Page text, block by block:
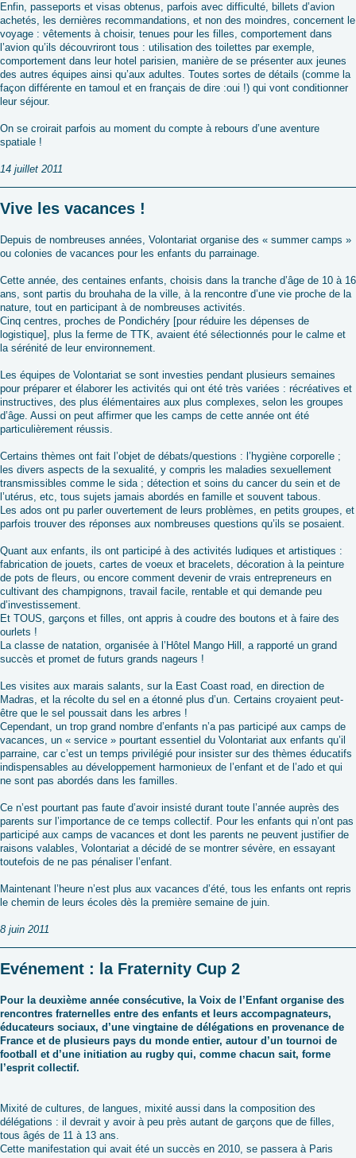
Enfin, passeports et visas obtenus, parfois avec difficulté, billets d’avion
achetés, les dernières recommandations, et non des moindres, concernent le
voyage : vêtements à choisir, tenues pour les filles, comportement dans
l’avion qu’ils découvriront tous : utilisation des toilettes par exemple,
comportement dans leur hotel parisien, manière de se présenter aux jeunes
des autres équipes ainsi qu’aux adultes. Toutes sortes de détails (comme la
façon différente en tamoul et en français de dire :oui !) qui vont conditionner
leur séjour.
On se croirait parfois au moment du compte à rebours d’une aventure
spatiale !
14 juillet 2011
Vive les vacances !
Depuis de nombreuses années, Volontariat organise des « summer camps »
ou colonies de vacances pour les enfants du parrainage.
Cette année, des centaines enfants, choisis dans la tranche d’âge de 10 à 16
ans, sont partis du brouhaha de la ville, à la rencontre d’une vie proche de la
nature, tout en participant à de nombreuses activités.
Cinq centres, proches de Pondichéry [pour réduire les dépenses de
logistique], plus la ferme de TTK, avaient été sélectionnés pour le calme et
la sérénité de leur environnement.
Les équipes de Volontariat se sont investies pendant plusieurs semaines
pour préparer et élaborer les activités qui ont été très variées : récréatives et
instructives, des plus élémentaires aux plus complexes, selon les groupes
d’âge. Aussi on peut affirmer que les camps de cette année ont été
particulièrement réussis.
Certains thèmes ont fait l’objet de débats/questions : l’hygiène corporelle ;
les divers aspects de la sexualité, y compris les maladies sexuellement
transmissibles comme le sida ; détection et soins du cancer du sein et de
l’utérus, etc, tous sujets jamais abordés en famille et souvent tabous.
Les ados ont pu parler ouvertement de leurs problèmes, en petits groupes, et
parfois trouver des réponses aux nombreuses questions qu’ils se posaient.
Quant aux enfants, ils ont participé à des activités ludiques et artistiques :
fabrication de jouets, cartes de voeux et bracelets, décoration à la peinture
de pots de fleurs, ou encore comment devenir de vrais entrepreneurs en
cultivant des champignons, travail facile, rentable et qui demande peu
d’investissement.
Et TOUS, garçons et filles, ont appris à coudre des boutons et à faire des
ourlets !
La classe de natation, organisée à l’Hôtel Mango Hill, a rapporté un grand
succès et promet de futurs grands nageurs !
Les visites aux marais salants, sur la East Coast road, en direction de
Madras, et la récolte du sel en a étonné plus d’un. Certains croyaient peut-
être que le sel poussait dans les arbres !
Cependant, un trop grand nombre d’enfants n’a pas participé aux camps de
vacances, un « service » pourtant essentiel du Volontariat aux enfants qu’il
parraine, car c’est un temps privilégié pour insister sur des thèmes éducatifs
indispensables au développement harmonieux de l’enfant et de l’ado et qui
ne sont pas abordés dans les familles.
Ce n’est pourtant pas faute d’avoir insisté durant toute l’année auprès des
parents sur l’importance de ce temps collectif. Pour les enfants qui n’ont pas
participé aux camps de vacances et dont les parents ne peuvent justifier de
raisons valables, Volontariat a décidé de se montrer sévère, en essayant
toutefois de ne pas pénaliser l’enfant.
Maintenant l’heure n’est plus aux vacances d’été, tous les enfants ont repris
le chemin de leurs écoles dès la première semaine de juin.
8 juin 2011
Evénement : la Fraternity Cup 2
Pour la deuxième année consécutive, la Voix de l’Enfant organise des
rencontres fraternelles entre des enfants et leurs accompagnateurs,
éducateurs sociaux, d’une vingtaine de délégations en provenance de
France et de plusieurs pays du monde entier, autour d’un tournoi de
football et d’une initiation au rugby qui, comme chacun sait, forme
l’esprit collectif.
Mixité de cultures, de langues, mixité aussi dans la composition des
délégations : il devrait y avoir à peu près autant de garçons que de filles,
tous âgés de 11 à 13 ans.
Cette manifestation qui avait été un succès en 2010, se passera à Paris